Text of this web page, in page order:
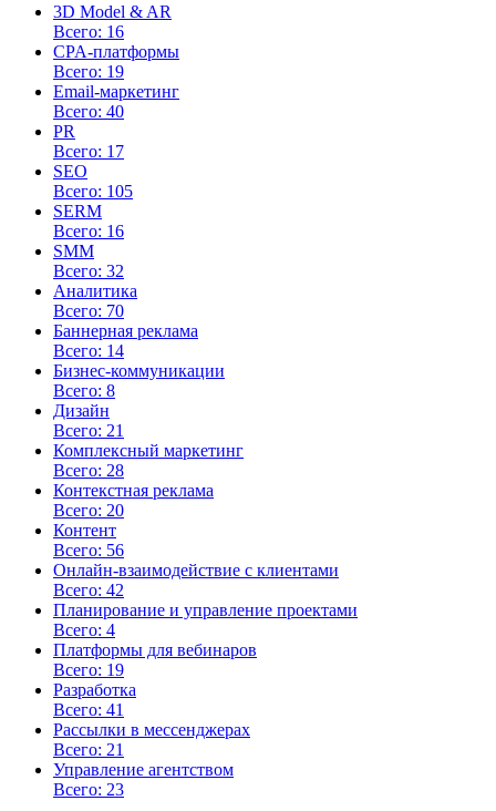
3D Model & AR
Всего: 16
CPA-платформы
Всего: 19
Email-маркетинг
Всего: 40
PR
Всего: 17
SEO
Всего: 105
SERM
Всего: 16
SMM
Всего: 32
Аналитика
Всего: 70
Баннерная реклама
Всего: 14
Бизнес-коммуникации
Всего: 8
Дизайн
Всего: 21
Комплексный маркетинг
Всего: 28
Контекстная реклама
Всего: 20
Контент
Всего: 56
Онлайн-взаимодействие с клиентами
Всего: 42
Планирование и управление проектами
Всего: 4
Платформы для вебинаров
Всего: 19
Разработка
Всего: 41
Рассылки в мессенджерах
Всего: 21
Управление агентством
Всего: 23